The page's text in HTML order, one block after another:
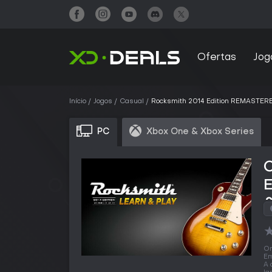
Ofertas
Início Jogos Casual Rocksmith 2014 Edition
PC Xbox One & Xbox Series
A